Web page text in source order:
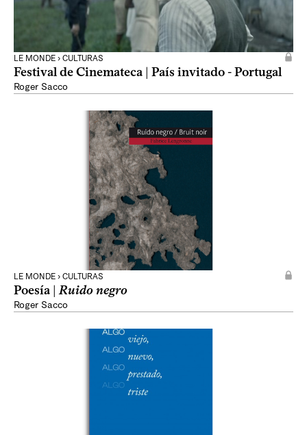
LE MONDE › CULTURAS
Festival de Cinemateca | País invitado - Portugal
Roger Sacco
LE MONDE › CULTURAS
Poesía |Ruido negro
Roger Sacco